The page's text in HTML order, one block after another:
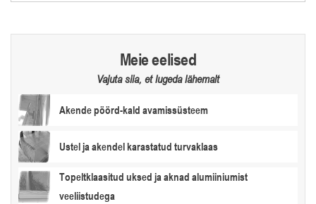
Meie eelised
Vajuta siia, et lugeda lähemalt
Akende pöörd-kald avamissüsteem
Ustel ja akendel karastatud turvaklaas
Topeltklaasitud uksed ja aknad alumiiniumist
veeliistudega